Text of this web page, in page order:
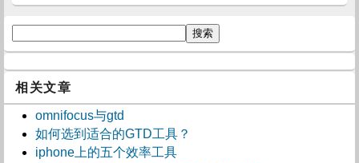
相关文章
omnifocus与gtd
如何选到适合的GTD工具？
iphone上的五个效率工具